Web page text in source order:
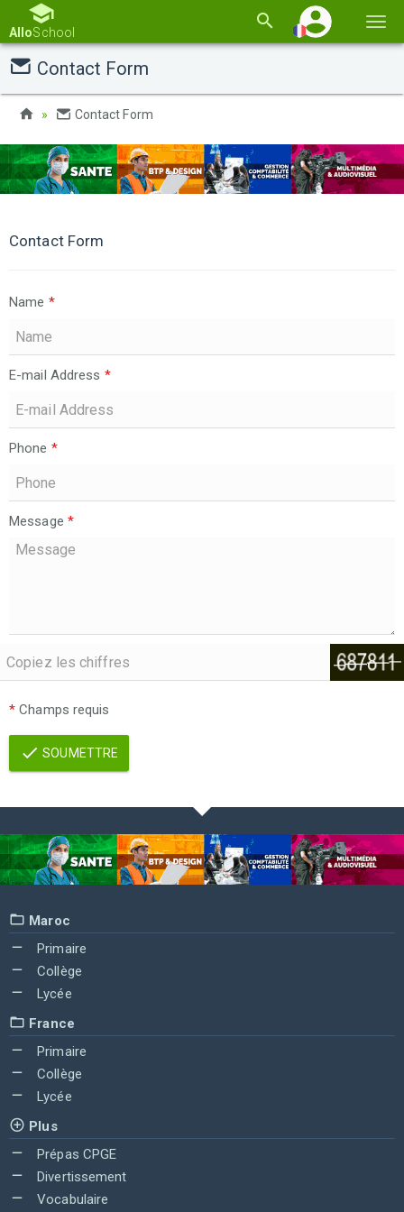
la
AlloSchool
Contact Form
Contact Form
Contact Form
Name *
E-mail Address *
Phone *
Message *
* Champs requis
SOUMETTRE
Maroc
Primaire
Collège
Lycée
France
Primaire
Collège
Lycée
Plus
Prépas CPGE
Divertissement
Vocabulaire